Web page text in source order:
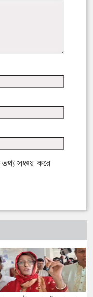
সঞ্চয় করে